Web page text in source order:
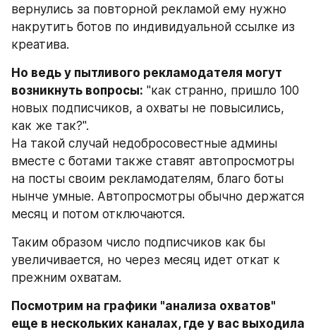
вернулись за повторной рекламой ему нужно
накрутить ботов по индивидуальной ссылке из
креатива.
Но ведь у пытливого рекламодателя могут
возникнуть вопросы: "как странно, пришло 100
новых подписчиков, а охваты не повысились,
как же так?".
На такой случай недобросовестные админы
вместе с ботами также ставят автопросмотры
на посты своим рекламодателям, благо боты
нынче умные. Автопросмотры обычно держатся
месяц и потом отключаются.
Таким образом число подписчиков как бы
увеличивается, но через месяц идет откат к
прежним охватам.
Посмотрим на графики "анализа охватов"
еще в нескольких каналах, где у вас выходила